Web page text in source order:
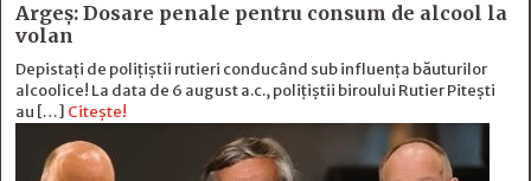
Argeș: Dosare penale pentru consum de alcool la
volan
Depistați de polițiștii rutieri conducând sub influența băuturilor
alcoolice! La data de 6 august a.c., polițiștii biroului Rutier Pitești
au […] Citește!